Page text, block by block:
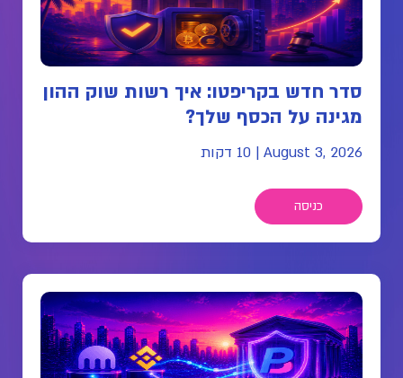
סדר חדש בקריפטו: איך רשות שוק ההון
מגינה על הכסף שלך?
August 3, 2026
| 10 דקות
כניסה